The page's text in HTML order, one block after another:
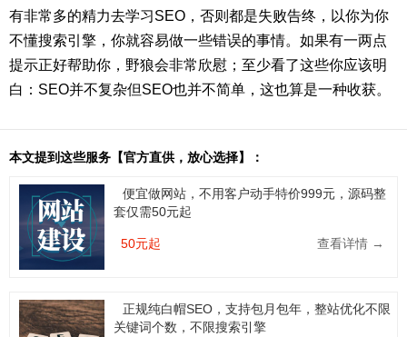
有非常多的精力去学习SEO，否则都是失败告终，以你为你
不懂搜索引擎，你就容易做一些错误的事情。如果有一两点
提示正好帮助你，野狼会非常欣慰；至少看了这些你应该明
白：SEO并不复杂但SEO也并不简单，这也算是一种收获。
本文提到这些服务【官方直供，放心选择】：
便宜做网站，不用客户动手特价999元，源码整
套仅需50元起
50元起 查看详情 →
正规纯白帽SEO，支持包月包年，整站优化不限
关键词个数，不限搜索引擎